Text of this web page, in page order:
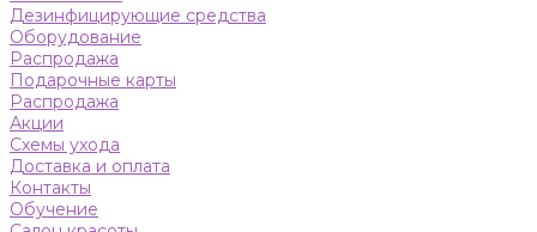
Дезинфицирующие средства
Оборудование
Распродажа
Подарочные карты
Распродажа
Акции
Схемы ухода
Доставка и оплата
Контакты
Обучение